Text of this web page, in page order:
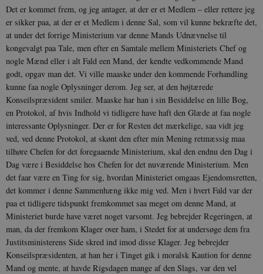
Det er kommet frem, og jeg antager, at der er et Medlem – eller ret­tere jeg
er sikker paa, at der er et Med­lem i denne Sal, som vil kunne bekræfte det,
at under det forrige Ministerium var denne Mands Udnævnelse til
kongevalgt paa Tale, men efter en Samtale mellem Ministeriets Chef og
nogle Mænd eller i alt Fald een Mand, der kendte vedkommende Mand
godt, opgav man det. Vi ville maaske under den kommende Forhandling
kunne faa nogle Oplysninger derom. Jeg ser, at den højtærede
Konseilspræsident smiler. Maaske har han i sin Besiddelse en lille Bog,
en Protokol, af hvis Indhold vi tid­ligere have haft den Glæde at faa nogle
interessante Oplysninger. Der er for Re­sten det mærkelige, saa vidt jeg
ved, ved denne Protokol, at skønt den efter min Mening retmæssig maa
tilhøre Chefen for det foregaaende Ministerium, skal den endnu den Dag i
Dag være i Besiddelse hos Che­fen for det nuværende Ministerium. Men
det faar være en Ting for sig, hvordan Ministeriet omgaas Ejendomsretten,
det kommer i denne Sammenhæng ikke mig ved. Men i hvert Fald var der
paa et tid­ligere tidspunkt fremkommet saa meget om denne Mand, at
Ministeriet burde have været noget varsomt. Jeg bebrejder Rege­ringen, at
man, da der fremkom Klager over ham, i Stedet for at undersøge dem fra
Justitsministerens Side skred ind imod disse Klager. Jeg bebrejder
Konseilspræ­sidenten, at han her i Tinget gik i moralsk Kaution for denne
Mand og mente, at havde Rigsdagen mange af den Slags, var den vel